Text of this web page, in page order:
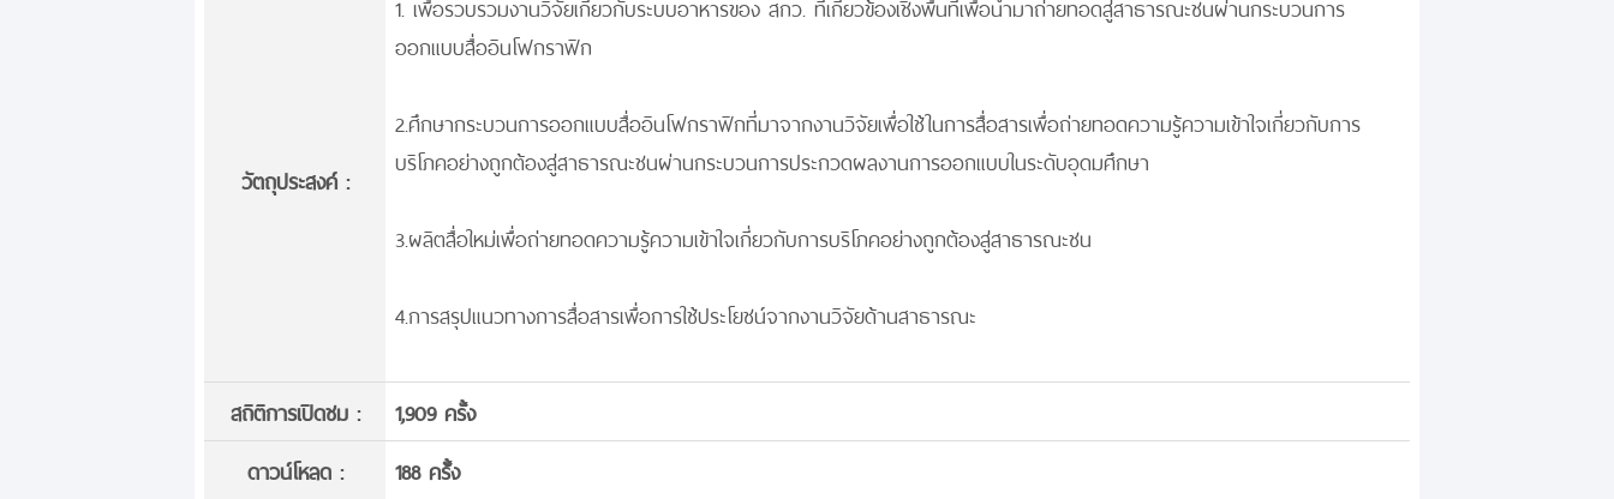
วัตถุประสงค์ :
ออกแบบสื่ออินโฟกราฟิก
2.ศึกษากระบวนการออกแบบสื่ออินโฟกราฟิกที่มาจากงานวิจัยเพื่อใช้ในการสื่อสารเพื่อถ่ายทอดความรู้ความเข้าใจเกี่ยวกับการ
บริโภคอย่างถูกต้องสู่สาธารณะชนผ่านกระบวนการประกวดผลงานการออกแบบในระดับอุดมศึกษา
3.ผลิตสื่อใหม่เพื่อถ่ายทอดความรู้ความเข้าใจเกี่ยวกับการบริโภคอย่างถูกต้องสู่สาธารณะชน
4.การสรุปแนวทางการสื่อสารเพื่อการใช้ประโยชน์จากงานวิจัยด้านสาธารณะ
สถิติการเปิดชม :
1,909 ครั้ง
ดาวน์โหลด :
188 ครั้้ง